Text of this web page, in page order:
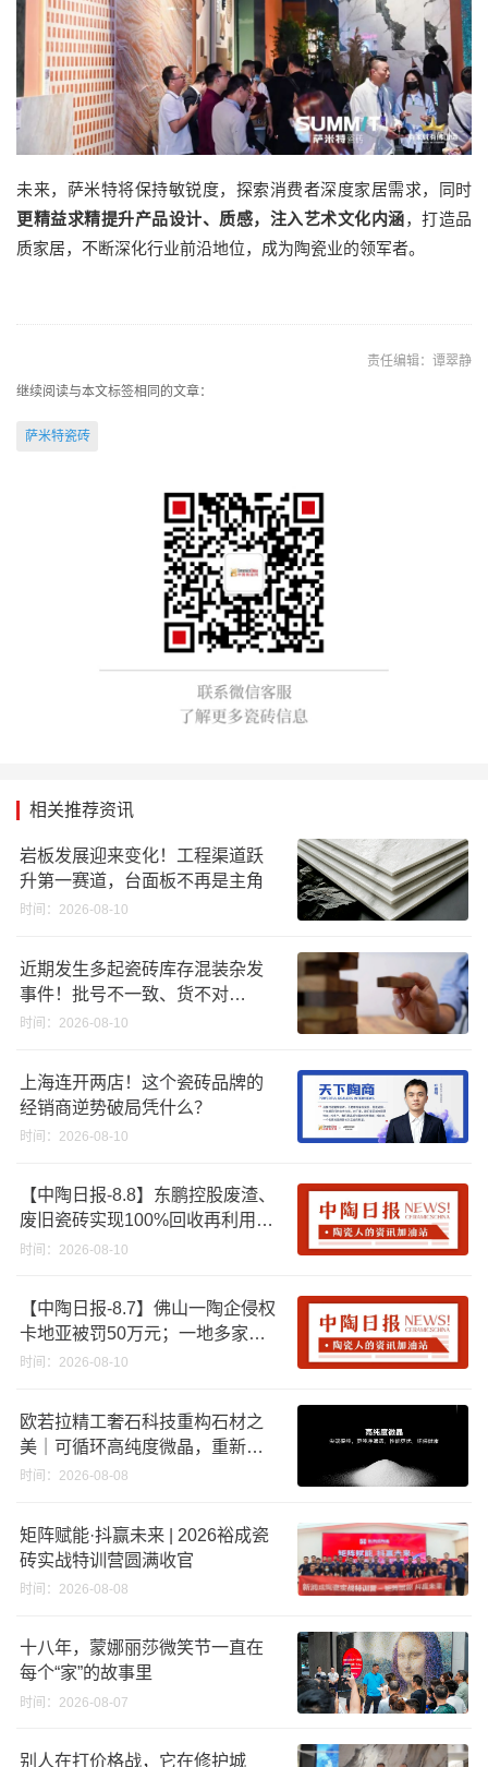
未来，萨米特将保持敏锐度，探索消费者深度家居需求，同时
更精益求精提升产品设计、质感，注入艺术文化内涵，打造品
质家居，不断深化行业前沿地位，成为陶瓷业的领军者。
责任编辑：谭翠静
继续阅读与本文标签相同的文章：
萨米特瓷砖
相关推荐资讯
岩板发展迎来变化！工程渠道跃
升第一赛道，台面板不再是主角
时间：2026-08-10
近期发生多起瓷砖库存混装杂发
事件！批号不一致、货不对
板……
时间：2026-08-10
上海连开两店！这个瓷砖品牌的
经销商逆势破局凭什么？
时间：2026-08-10
【中陶日报-8.8】东鹏控股废渣、
废旧瓷砖实现100%回收再利用；
江西一陶企资产将以2670.88万起
合格
时间：2026-08-10
【中陶日报-8.7】佛山一陶企侵权
卡地亚被罚50万元；一地多家陶
企将涨价；福建持续推进“煤改气”
时间：2026-08-10
欧若拉精工奢石科技重构石材之
美｜可循环高纯度微晶，重新定
义高端奢石原料
时间：2026-08-08
矩阵赋能·抖赢未来 | 2026裕成瓷
砖实战特训营圆满收官
时间：2026-08-08
十八年，蒙娜丽莎微笑节一直在
每个“家”的故事里
时间：2026-08-07
别人在打价格战，它在修护城